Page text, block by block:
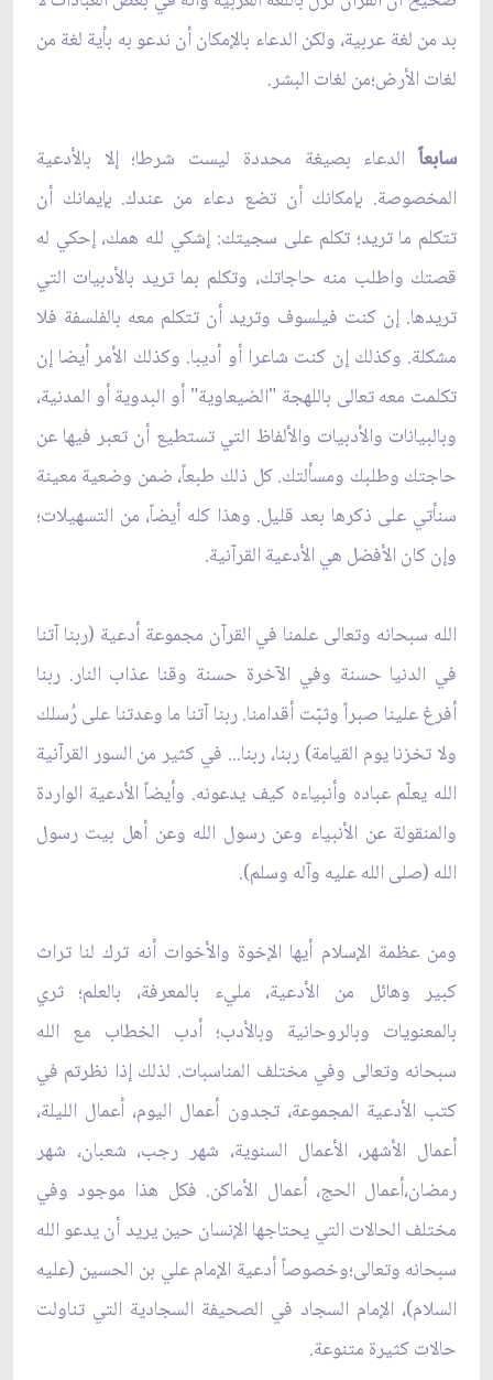
بد من لغة عربية، ولكن الدعاء بالإمكان أن ندعو به بأية لغة من
لغات الأرض؛من لغات البشر.
سابعاًالدعاء بصيغة محددة ليست شرطا؛ إلا بالأدعية
المخصوصة. بإمكانك أن تضع دعاء من عندك. بإيمانك أن
تتكلم ما تريد؛ تكلم على سجيتك: إشكي لله همك، إحكي له
قصتك واطلب منه حاجاتك، وتكلم بما تريد بالأدبيات التي
تريدها. إن كنت فيلسوف وتريد أن تتكلم معه بالفلسفة فلا
مشكلة. وكذلك إن كنت شاعرا أو أديبا. وكذلك الأمر أيضا إن
تكلمت معه تعالى باللهجة "الضيعاوية" أو البدوية أو المدنية،
وبالبيانات والأدبيات والألفاظ التي تستطيع أن تعبر فيها عن
حاجتك وطلبك ومسألتك. كل ذلك طبعاً، ضمن وضعية معينة
سنأتي على ذكرها بعد قليل. وهذا كله أيضاً، من التسهيلات؛
وإن كان الأفضل هي الأدعية القرآنية.
الله سبحانه وتعالى علمنا في القرآن مجموعة أدعية (ربنا آتنا
في الدنيا حسنة وفي الآخرة حسنة وقنا عذاب النار. ربنا
أفرغ علينا صبراً وثبّت أقدامنا. ربنا آتنا ما وعدتنا على رُسلك
ولا تخزنا يوم القيامة) ربنا، ربنا... في كثير من السور القرآنية
الله يعلّم عباده وأنبياءه كيف يدعونه. وأيضاً الأدعية الواردة
والمنقولة عن الأنبياء وعن رسول الله وعن أهل بيت رسول
الله (صلى الله عليه وآله وسلم).
ومن عظمة الإسلام أيها الإخوة والأخوات أنه ترك لنا تراث
كبير وهائل من الأدعية، مليء بالمعرفة، بالعلم؛ ثري
بالمعنويات وبالروحانية وبالأدب؛ أدب الخطاب مع الله
سبحانه وتعالى وفي مختلف المناسبات. لذلك إذا نظرتم في
كتب الأدعية المجموعة، تجدون أعمال اليوم، أعمال الليلة،
أعمال الأشهر، الأعمال السنوية، شهر رجب، شعبان، شهر
رمضان،أعمال الحج، أعمال الأماكن. فكل هذا موجود وفي
مختلف الحالات التي يحتاجها الإنسان حين يريد أن يدعو الله
سبحانه وتعالى؛وخصوصاً أدعية الإمام علي بن الحسين (عليه
السلام)، الإمام السجاد في الصحيفة السجادية التي تناولت
حالات كثيرة متنوعة.